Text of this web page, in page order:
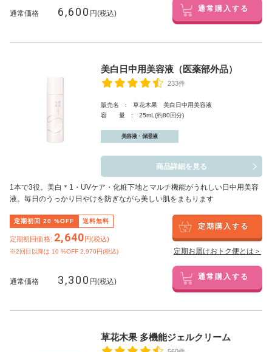
通常価格 6,600 円(税込) 通常購入する
美白日中用美容液（医薬部外品）
233件
販売名 : 草花木果 美白日中用美容液
容 量 : 25mL(約80回分)
美容液・保湿液
商品詳細を見る
1本で3役。美白 ＊1 ・UVケア・化粧下地とマルチ機能がうれしい日中用美容
液。毎日のうっかり日やけを防ぎながら美しい肌をまもります
定期初回 20 %OFF 送料無料
定期初回価格: 2,640円(税込)
※2回目以降は 10 %OFF 2,970円(税込)
定期購入する
定期お届けおトク便とは＞
通常価格 3,300 円(税込) 通常購入する
草花木果 多機能ジェルクリーム